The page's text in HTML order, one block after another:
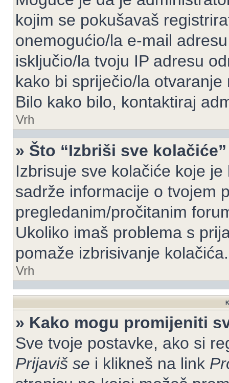
kojim se pokušavaš
onemogućio/la e-mail
isključio/la tvoju IP adresu
kako bi spriječio/la
Bilo kako bilo, kontaktiraj
Vrh
» Što “Izbriši sve
Izbrisuje sve kolačiće koje
sadrže informacije o tvojem
pregledanim/pročitanim
Ukoliko imaš problema s
pomaže izbrisivanje kolačića.
Vrh
» Kako mogu promijeniti
Sve tvoje postavke, ako si
Prijaviš se i klikneš na link